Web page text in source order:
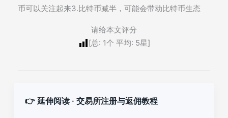
币可以关注起来3.比特币减半，可能会带动比特币生态
请给本文评分
[总: 1个 平均: 5星]
👉 延伸阅读 · 交易所注册与返佣教程